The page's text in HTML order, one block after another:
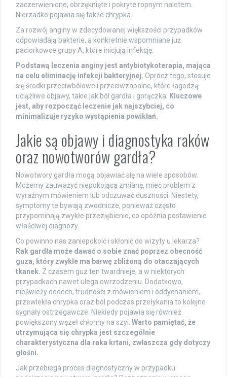
zaczerwienione, obrzęknięte i pokryte ropnym nalotem.
Nierzadko pojawia się także chrypka.
Za rozwój anginy w zdecydowanej większości przypadków
odpowiadają bakterie, a konkretnie wspomniane już
paciorkowce grupy A, które inicjują infekcję.
Podstawą leczenia anginy jest antybiotykoterapia, mająca
na celu eliminację infekcji bakteryjnej. Oprócz tego, stosuje
się środki przeciwbólowe i przeciwzapalne, które łagodzą
uciążliwe objawy, takie jak ból gardła i gorączka. Kluczowe
jest, aby rozpocząć leczenie jak najszybciej, co
minimalizuje ryzyko wystąpienia powikłań.
Jakie są objawy i diagnostyka raków
oraz nowotworów gardła?
Nowotwory gardła mogą objawiać się na wiele sposobów.
Możemy zauważyć niepokojącą zmianę, mieć problem z
wyraźnym mówieniem lub odczuwać duszności. Niestety,
symptomy te bywają zwodnicze, ponieważ często
przypominają zwykłe przeziębienie, co opóźnia postawienie
właściwej diagnozy.
Co powinno nas zaniepokoić i skłonić do wizyty u lekarza?
Rak gardła może dawać o sobie znać poprzez obecność
guza, który zwykle ma barwę zbliżoną do otaczających
tkanek. Z czasem guz ten twardnieje, a w niektórych
przypadkach nawet ulega owrzodzeniu. Dodatkowo,
nieświeży oddech, trudności z mówieniem i oddychaniem,
przewlekła chrypka oraz ból podczas przełykania to kolejne
sygnały ostrzegawcze. Niekiedy pojawia się również
powiększony węzeł chłonny na szyi. Warto pamiętać, że
utrzymująca się chrypka jest szczególnie
charakterystyczna dla raka krtani, zwłaszcza gdy dotyczy
głośni.
Jak przebiega proces diagnostyczny w przypadku